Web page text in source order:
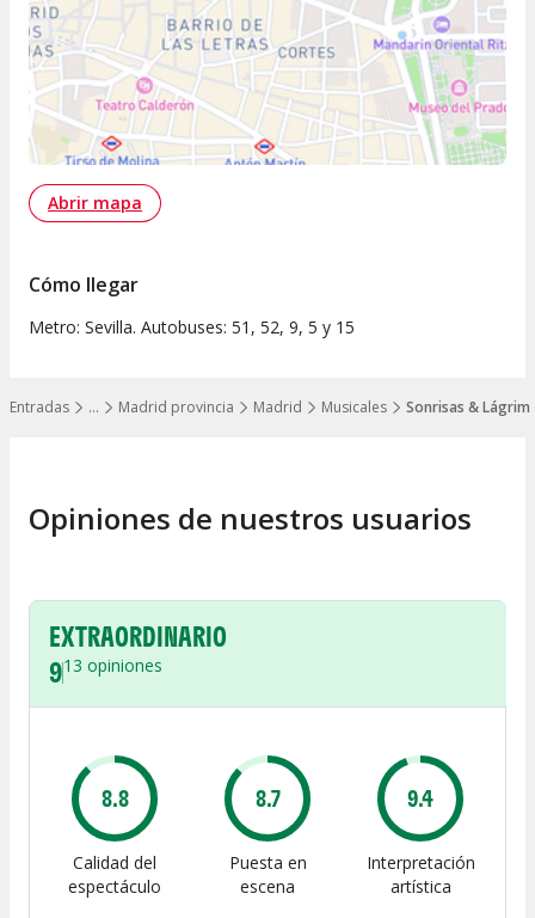
…
Mostrar todos los niveles
Entradas Madrid provincia Madrid Musicales Sonrisas &
Abrir mapa
Cómo llegar
Metro: Sevilla. Autobuses: 51, 52, 9, 5 y 15
Opiniones de nuestros usuarios
EXTRAORDINARIO
913 opiniones
8.8
Calidad del
espectáculo
8.7
Puesta en
escena
9.4
Interpretación
artística